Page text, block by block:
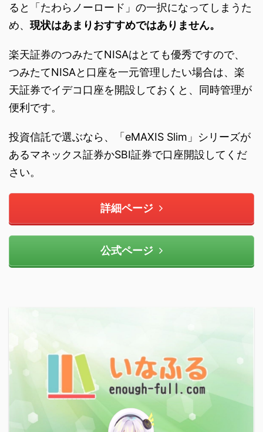
ると「たわらノーロード」の一択になってしまうた
め、 現状はあまりおすすめではありません。
楽天証券のつみたてNISAはとても優秀ですので、
つみたてNISAと口座を一元管理したい場合は、楽
天証券でイデコ口座を開設しておくと、同時管理が
便利です。
投資信託で選ぶなら、「eMAXIS Slim」シリーズが
あるマネックス証券かSBI証券で口座開設してくだ
さい。
詳細ページ
公式ページ